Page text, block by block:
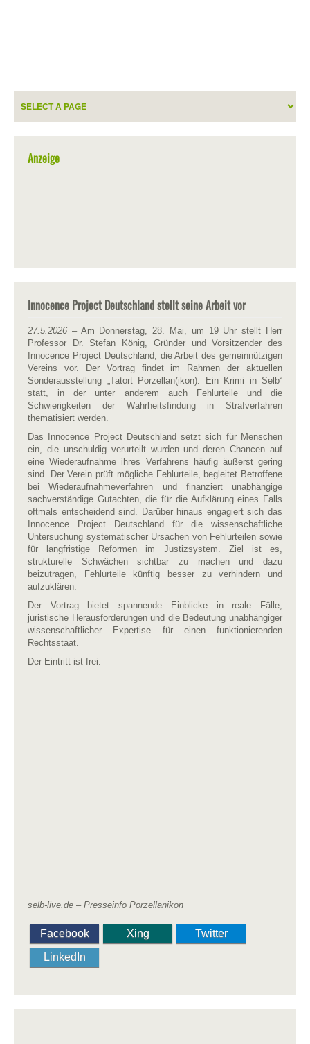
Anzeige
Innocence Project Deutschland stellt seine Arbeit vor
27.5.2026 – Am Donnerstag, 28. Mai, um 19 Uhr stellt Herr
Professor Dr. Stefan König, Gründer und Vorsitzender des
Innocence Project Deutschland, die Arbeit des gemeinnützigen
Vereins vor. Der Vortrag findet im Rahmen der aktuellen
Sonderausstellung „Tatort Porzellan(ikon). Ein Krimi in Selb“
statt, in der unter anderem auch Fehlurteile und die
Schwierigkeiten der Wahrheitsfindung in Strafverfahren
thematisiert werden.
Das Innocence Project Deutschland setzt sich für Menschen
ein, die unschuldig verurteilt wurden und deren Chancen auf
eine Wiederaufnahme ihres Verfahrens häufig äußerst gering
sind. Der Verein prüft mögliche Fehlurteile, begleitet Betroffene
bei Wiederaufnahmeverfahren und finanziert unabhängige
sachverständige Gutachten, die für die Aufklärung eines Falls
oftmals entscheidend sind. Darüber hinaus engagiert sich das
Innocence Project Deutschland für die wissenschaftliche
Untersuchung systematischer Ursachen von Fehlurteilen sowie
für langfristige Reformen im Justizsystem. Ziel ist es,
strukturelle Schwächen sichtbar zu machen und dazu
beizutragen, Fehlurteile künftig besser zu verhindern und
aufzuklären.
Der Vortrag bietet spannende Einblicke in reale Fälle,
juristische Herausforderungen und die Bedeutung unabhängiger
wissenschaftlicher Expertise für einen funktionierenden
Rechtsstaat.
Der Eintritt ist frei.
selb-live.de – Presseinfo Porzellanikon
Facebook Xing
Twitter
LinkedIn